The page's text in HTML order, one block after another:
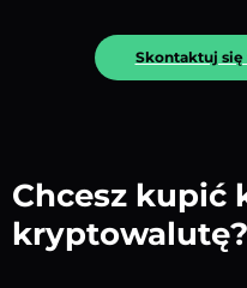
Skontaktuj się
Chcesz kupić
kryptowalutę?